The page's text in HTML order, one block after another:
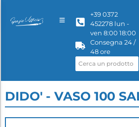
+39 0372
452278 lun -
ven 8:00 18:00
Consegna 24 /
48 ore
DIDO' - VASO 100